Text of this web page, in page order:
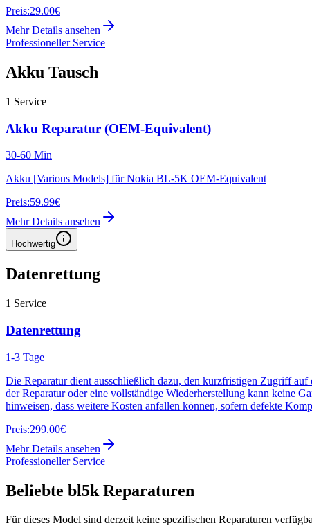
Preis:29.00€
Mehr Details ansehen
Professioneller Service
Akku Tausch
1 Service
Akku Reparatur (OEM-Equivalent)
30-60 Min
Akku [Various Models] für Nokia BL-5K OEM-Equivalent
Preis:59.99€
Mehr Details ansehen
Hochwertig
Datenrettung
1 Service
Datenrettung
1-3 Tage
Die Reparatur dient ausschließlich dazu, den kurzfristigen Zugriff
der Reparatur oder eine vollständige Wiederherstellung kann keine
hinweisen, dass weitere Kosten anfallen können, sofern defekte
Preis:299.00€
Mehr Details ansehen
Professioneller Service
Beliebte bl5k Reparaturen
Für dieses Model sind derzeit keine spezifischen Reparaturen